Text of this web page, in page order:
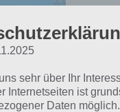
sehr über Ihr
Internetseiten ist
Daten